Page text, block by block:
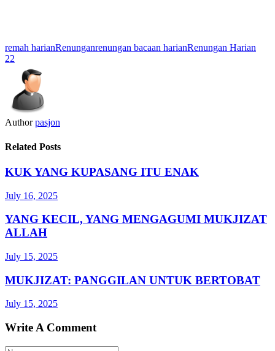
remah harianRenunganrenungan bacaan harianRenungan Harian
22
Author pasjon
Related Posts
KUK YANG KUPASANG ITU ENAK
July 16, 2025
YANG KECIL, YANG MENGAGUMI MUKJIZAT
ALLAH
July 15, 2025
MUKJIZAT: PANGGILAN UNTUK BERTOBAT
July 15, 2025
Write A Comment